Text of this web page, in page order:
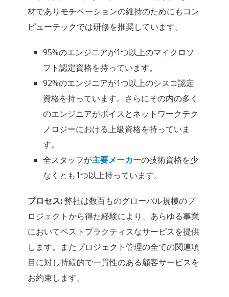
材でありモチベーションの維持のためにもコン
ピューテックでは研修を推奨しています。
95%のエンジニアが1つ以上のマイクロソ
フト認定資格を持っています。
92%のエンジニアが1つ以上のシスコ認定
資格を持っています。さらにその内の多く
のエンジニアがボイスとネットワークテク
ノロジーにおける上級資格を持っていま
す。
全スタッフが主要メーカーの技術資格を少
なくとも1つ以上持っています。
プロセス:弊社は数百ものグローバル規模のプ
ロジェクトから得た経験により、あらゆる事業
においてベストプラクティスなサービスを提供
します。またプロジェクト管理の全ての関連項
目に対し持続的で一貫性のある顧客サービスを
お約束します。